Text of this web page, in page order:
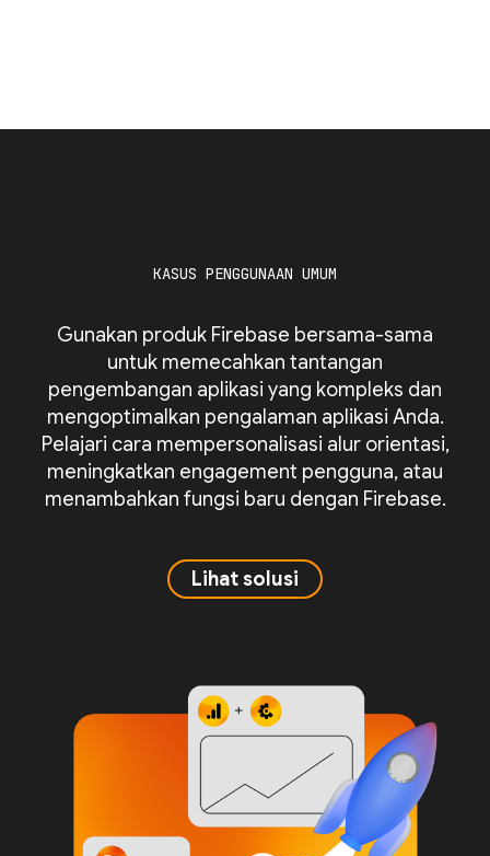
KASUS PENGGUNAAN UMUM
Gunakan produk Firebase bersama-sama
untuk memecahkan tantangan
pengembangan aplikasi yang kompleks dan
mengoptimalkan pengalaman aplikasi Anda.
Pelajari cara mempersonalisasi alur orientasi,
meningkatkan engagement pengguna, atau
menambahkan fungsi baru dengan Firebase.
Lihat solusi